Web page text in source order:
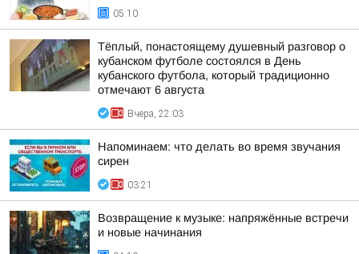
05:10
Тёплый, понастоящему душевный разговор о
кубанском футболе состоялся в День
кубанского футбола, который традиционно
отмечают 6 августа
Вчера, 22:03
Напоминаем: что делать во время звучания
сирен
03:21
Возвращение к музыке: напряжённые встречи
и новые начинания